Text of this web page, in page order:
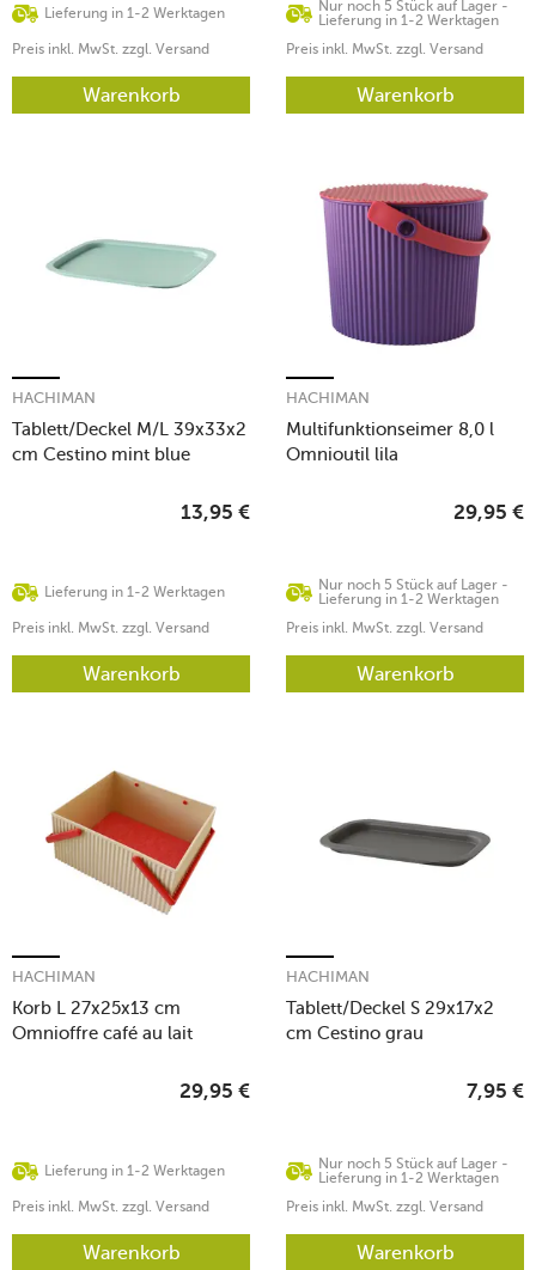
Lieferung in 1-2 Werktagen
Preis inkl. MwSt. zzgl. Versand
Warenkorb
Nur noch 5 Stück auf Lager -
Lieferung in 1-2 Werktagen
Preis inkl. MwSt. zzgl. Versand
Warenkorb
Tablett/Deckel M/L 39x33x2
cm Cestino mint blue
HACHIMAN
Lieferung in 1-2 Werktagen
13,95 €
Preis inkl. MwSt. zzgl. Versand
Warenkorb
Multifunktionseimer 8,0 l
Omnioutil lila
HACHIMAN
Nur noch 5 Stück auf Lager -
Lieferung in 1-2 Werktagen
29,95 €
Preis inkl. MwSt. zzgl. Versand
Warenkorb
Korb L 27x25x13 cm
Omnioffre café au lait
HACHIMAN
Lieferung in 1-2 Werktagen
29,95 €
Preis inkl. MwSt. zzgl. Versand
Warenkorb
Tablett/Deckel S 29x17x2
cm Cestino grau
HACHIMAN
Nur noch 5 Stück auf Lager -
Lieferung in 1-2 Werktagen
7,95 €
Preis inkl. MwSt. zzgl. Versand
Warenkorb